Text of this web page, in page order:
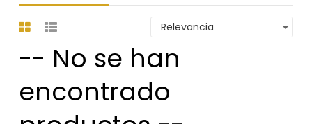
-- No se han
encontrado